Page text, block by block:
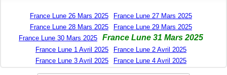
France Lune 26 Mars 2025
France Lune 27 Mars 2025
France Lune 28 Mars 2025
France Lune 29 Mars 2025
France Lune 30 Mars 2025
France Lune 31 Mars 2025
France Lune 1 Avril 2025
France Lune 2 Avril 2025
France Lune 3 Avril 2025
France Lune 4 Avril 2025